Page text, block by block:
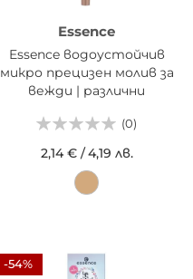
Essence
Essence водоустойчив
микро прецизен молив за
вежди | различни
(0)
2,14 €/4,19 лв.
-54%